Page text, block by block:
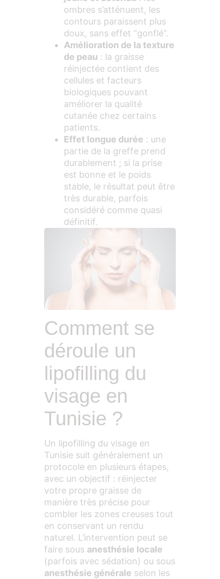
ombres s’atténuent, les
contours paraissent plus
doux, sans effet “gonflé”.
Amélioration de la texture
de peau : la graisse
réinjectée contient des
cellules et facteurs
biologiques pouvant
améliorer la qualité
cutanée chez certains
patients.
Effet longue durée : une
partie de la greffe prend
durablement ; si la prise
est bonne et le poids
stable, le résultat peut être
très durable, parfois
considéré comme quasi
définitif.
Comment se
déroule un
lipofilling du
visage en
Tunisie ?
Un lipofilling du visage en
Tunisie suit généralement un
protocole en plusieurs étapes,
avec un objectif : réinjecter
votre propre graisse de
manière très précise pour
combler les zones creuses tout
en conservant un rendu
naturel. L’intervention peut se
faire sous anesthésie locale
(parfois avec sédation) ou sous
anesthésie générale selon les